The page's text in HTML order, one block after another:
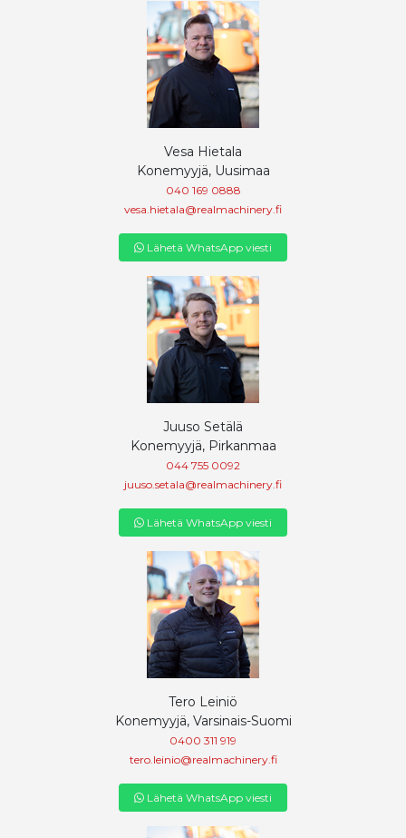
Vesa Hietala
Konemyyjä, Uusimaa
040 169 0888
vesa.hietala@realmachinery.fi
Lähetä WhatsApp viesti
Juuso Setälä
Konemyyjä, Pirkanmaa
044 755 0092
juuso.setala@realmachinery.fi
Lähetä WhatsApp viesti
Tero Leiniö
Konemyyjä, Varsinais-Suomi
0400 311 919
tero.leinio@realmachinery.fi
Lähetä WhatsApp viesti